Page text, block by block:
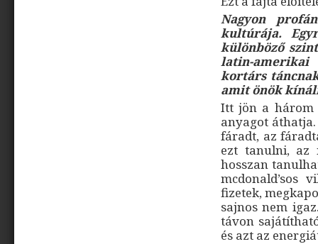
Nagyon
kultúrája.
különböző
latin-
kortárs
amit önök
Itt jön a három
anyagot
fáradt, az
ezt tanulni, az
hosszan
mcdonald’sos
fizetek,
sajnos nem
távon
és azt az